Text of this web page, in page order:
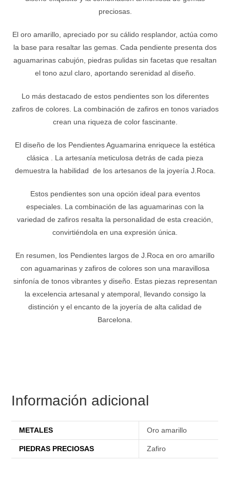
preciosas.
El oro amarillo, apreciado por su cálido resplandor, actúa como
la base para resaltar las gemas. Cada pendiente presenta dos
aguamarinas cabujón, piedras pulidas sin facetas que resaltan
el tono azul claro, aportando serenidad al diseño.
Lo más destacado de estos pendientes son los diferentes
zafiros de colores. La combinación de zafiros en tonos variados
crean una riqueza de color fascinante.
El diseño de los Pendientes Aguamarina enriquece la estética
clásica . La artesanía meticulosa detrás de cada pieza
demuestra la habilidad de los artesanos de la joyería J.Roca.
Estos pendientes son una opción ideal para eventos
especiales. La combinación de las aguamarinas con la
variedad de zafiros resalta la personalidad de esta creación,
convirtiéndola en una expresión única.
En resumen, los Pendientes largos de J.Roca en oro amarillo
con aguamarinas y zafiros de colores son una maravillosa
sinfonía de tonos vibrantes y diseño. Estas piezas representan
la excelencia artesanal y atemporal, llevando consigo la
distinción y el encanto de la joyería de alta calidad de
Barcelona.
Información adicional
METALES Oro amarillo
PIEDRAS PRECIOSAS Zafiro